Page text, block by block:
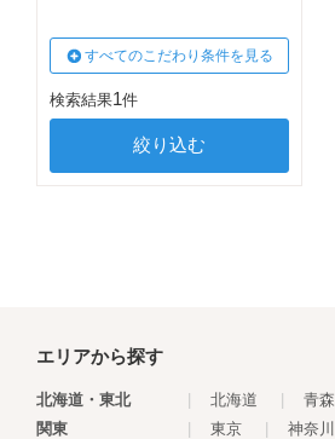
すべてのこだわり条件を見る
検索結果1件
エリアから探す
北海道・東北 北海道 青森
関東
東京 神奈川